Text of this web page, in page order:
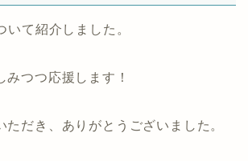
いて紹介しました。
みつつ応援します！
ただき、ありがとうございました。